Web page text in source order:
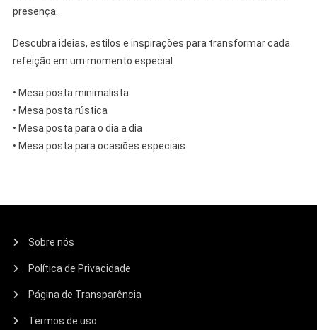
presença.
Descubra ideias, estilos e inspirações para transformar cada
refeição em um momento especial.
• Mesa posta minimalista
• Mesa posta rústica
• Mesa posta para o dia a dia
• Mesa posta para ocasiões especiais
Sobre nós
Política de Privacidade
Página de Transparência
Termos de uso